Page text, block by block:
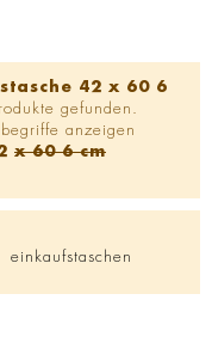
42 x 60 6
gefunden.
anzeigen
x 60 6 cm
einkaufstaschen